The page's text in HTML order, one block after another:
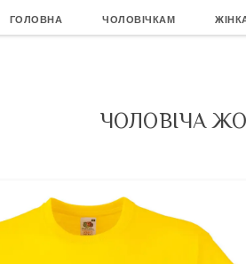
ГОЛОВНА ЧОЛОВІЧКАМ
ЧОЛОВІЧА